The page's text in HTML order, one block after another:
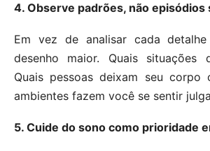
4. Observe padrões, não episódios
Em vez de analisar cada
desenho maior. Quais situações
Quais pessoas deixam seu corpo
ambientes fazem você se sentir
5. Cuide do sono como prioridade